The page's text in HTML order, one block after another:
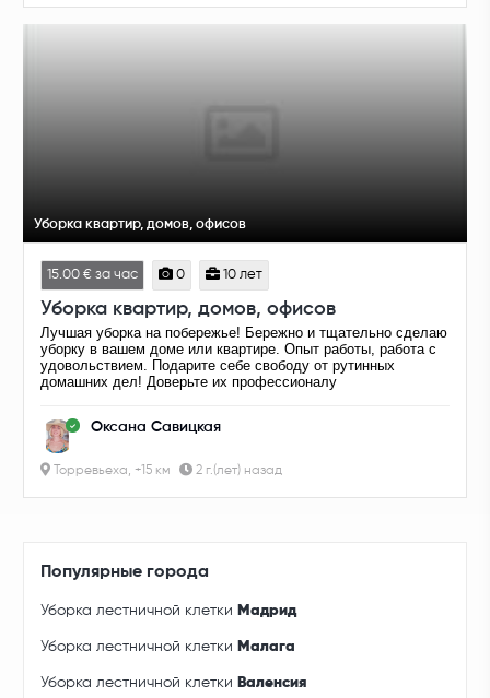
Уборка квартир, домов, офисов
15.00 € за час 0 10 лет
Уборка квартир, домов, офисов
Лучшая уборка на побережье! Бережно и тщательно сделаю
уборку в вашем доме или квартире. Опыт работы, работа с
удовольствием. Подарите себе свободу от рутинных
домашних дел! Доверьте их профессионалу
Оксана Савицкая
Торревьеха, +15 км 2 г.(лет) назад
Популярные города
Уборка лестничной клетки Мадрид
Уборка лестничной клетки Малага
Уборка лестничной клетки Валенсия